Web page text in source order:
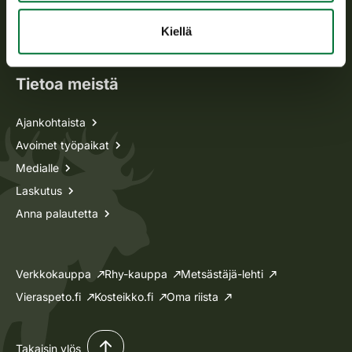
Kiellä
Tietoa meistä
Ajankohtaista
Avoimet työpaikat
Medialle
Laskutus
Anna palautetta
Verkkokauppa Rhy-kauppa
Metsästäjä-lehti
Vieraspeto.fi
Kosteikko.fi Oma riista
Takaisin ylös